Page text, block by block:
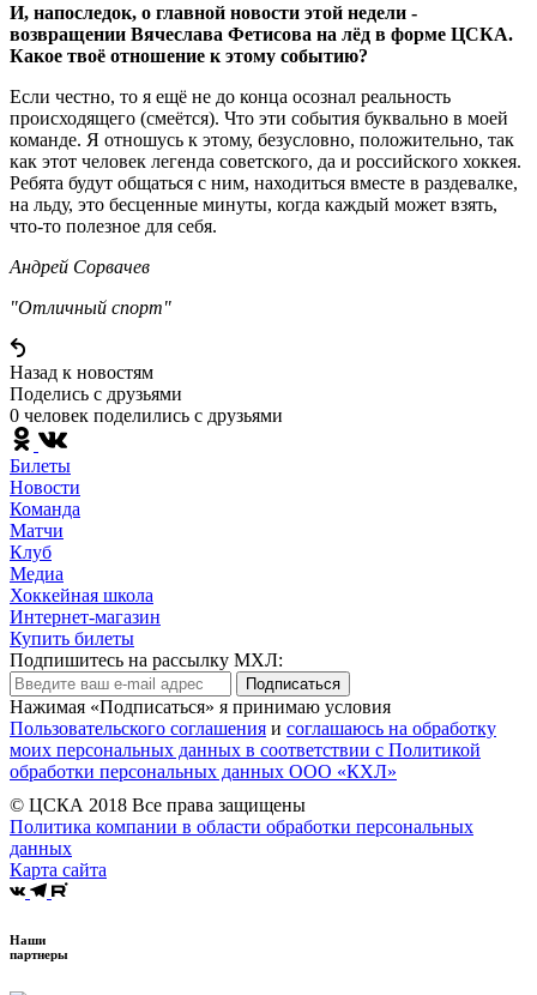
И, напоследок, о главной новости этой недели -
возвращении Вячеслава Фетисова на лёд в форме ЦСКА.
Какое твоё отношение к этому событию?
Если честно, то я ещё не до конца осознал реальность
происходящего (смеётся). Что эти события буквально в моей
команде. Я отношусь к этому, безусловно, положительно, так
как этот человек легенда советского, да и российского хоккея.
Ребята будут общаться с ним, находиться вместе в раздевалке,
на льду, это бесценные минуты, когда каждый может взять,
что-то полезное для себя.
Андрей Сорвачев
"Отличный спорт"
Назад к новостям
Поделись c друзьями
0 человек поделились c друзьями
Билеты
Новости
Команда
Матчи
Клуб
Медиа
Хоккейная школа
Интернет-магазин
Купить билеты
Подпишитесь на рассылку МХЛ:
Подписаться
Нажимая «Подписаться» я принимаю условия
Пользовательского соглашения и соглашаюсь на обработку
моих персональных данных в соответствии с Политикой
обработки персональных данных ООО «КХЛ»
© ЦСКА 2018 Все права защищены
Политика компании в области обработки персональных
данных
Карта сайта
Наши
партнеры